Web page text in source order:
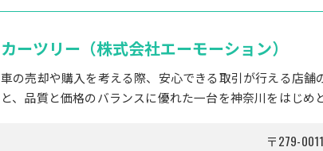
カーツリー（株式会社エーモーション）
車の売却や購入を考える際、安心できる取引が行える店
と、品質と価格のバランスに優れた一台を神奈川をはじめ
〒279-0011